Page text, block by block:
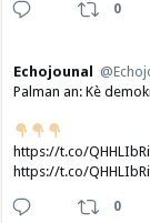
0
Echojounal
Palman an: Kè
https://t.co/
https://t.co/
0